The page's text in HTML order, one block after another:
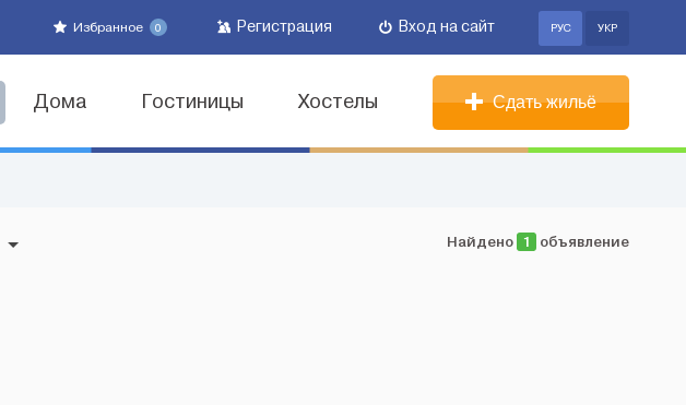
Избранное 0 Регистрация Вход на сайт РУС УКР
Дома Гостиницы Хостелы Сдать жильё
Найдено 1 объявление